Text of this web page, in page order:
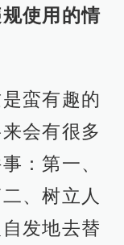
使用的情
蛮有趣的
会有很多
：第一、
、树立人
发地去替